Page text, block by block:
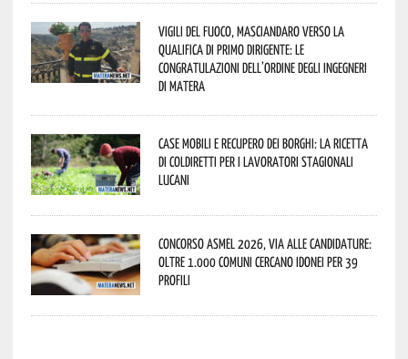
Vigili del Fuoco, Masciandaro verso la
qualifica di Primo Dirigente: le
congratulazioni dell’Ordine degli Ingegneri
di Matera
Case mobili e recupero dei borghi: la ricetta
di Coldiretti per i lavoratori stagionali
lucani
Concorso Asmel 2026, via alle candidature:
oltre 1.000 Comuni cercano idonei per 39
profili